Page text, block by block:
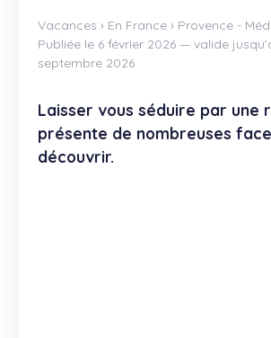
Annonces vacances
Annonces relaisparents
J'offre
Je recherche
Autres
Vacances › En France › Provence -
Publiée le 6 février 2026 — valide
septembre 2026
Laisser vous séduire par une
présente de nombreuses
découvrir.